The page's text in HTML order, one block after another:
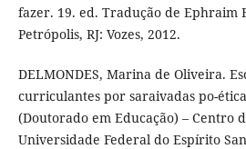
fazer. 19. ed. Tradução de Ephraim
Petrópolis, RJ: Vozes, 2012.
DELMONDES, Marina de Oliveira.
curriculantes por saraivadas po-
(Doutorado em Educação) – Centro
Universidade Federal do Espírito